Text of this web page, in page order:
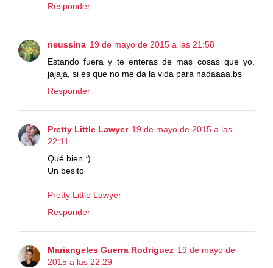
Responder
neussina 19 de mayo de 2015 a las 21:58
Estando fuera y te enteras de mas cosas que yo,
jajaja, si es que no me da la vida para nadaaaa.bs
Responder
Pretty Little Lawyer 19 de mayo de 2015 a las
22:11
Qué bien :)
Un besito
Pretty Little Lawyer
Responder
Mariangeles Guerra Rodriguez 19 de mayo de
2015 a las 22:29